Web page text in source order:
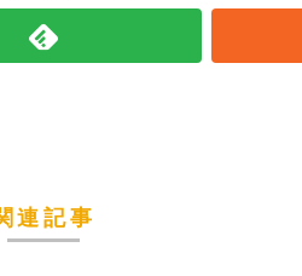
連記事